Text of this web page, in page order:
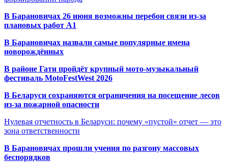
В Барановичах 26 июня возможны перебои связи из-за
плановых работ A1
В Барановичах назвали самые популярные имена
новорождённых
В районе Гати пройдёт крупный мото-музыкальный
фестиваль MotoFestWest 2026
В Беларуси сохраняются ограничения на посещение лесов
из-за пожарной опасности
Нулевая отчетность в Беларуси: почему «пустой» отчет — это
зона ответственности
В Барановичах прошли учения по разгону массовых
беспорядков